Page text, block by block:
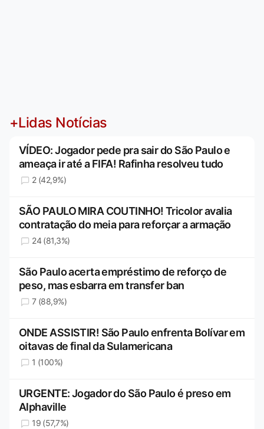
+Lidas Notícias
VÍDEO: Jogador pede pra sair do São Paulo e
ameaça ir até a FIFA! Rafinha resolveu tudo
2 (42,9%)
SÃO PAULO MIRA COUTINHO! Tricolor avalia
contratação do meia para reforçar a armação
24 (81,3%)
São Paulo acerta empréstimo de reforço de
peso, mas esbarra em transfer ban
7 (88,9%)
ONDE ASSISTIR! São Paulo enfrenta Bolívar em
oitavas de final da Sulamericana
1 (100%)
URGENTE: Jogador do São Paulo é preso em
Alphaville
19 (57,7%)